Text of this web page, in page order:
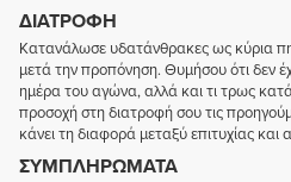
ΔΙΑΤΡΟΦΉ
Κατανάλωσε υδατάνθρακες ως κύρια
μετά την προπόνηση. Θυμήσου ότι δεν
ημέρα του αγώνα, αλλά και τι τρως
προσοχή στη διατροφή σου τις
κάνει τη διαφορά μεταξύ επιτυχίας και
ΣΥΜΠΛΗΡΏΜΑΤΑ